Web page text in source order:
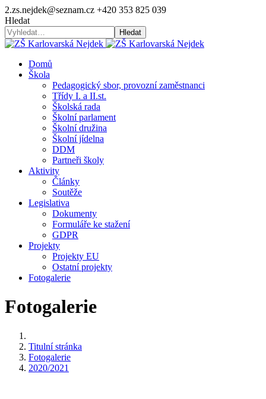
2.zs.nejdek@seznam.cz +420 353 825 039
Hledat
Hledat
Domů
Škola
Pedagogický sbor, provozní zaměstnanci
Třídy I. a II.st.
Školská rada
Školní parlament
Školní družina
Školní jídelna
DDM
Partneři školy
Aktivity
Články
Soutěže
Legislativa
Dokumenty
Formuláře ke stažení
GDPR
Projekty
Projekty EU
Ostatní projekty
Fotogalerie
Fotogalerie
Titulní stránka
Fotogalerie
2020/2021